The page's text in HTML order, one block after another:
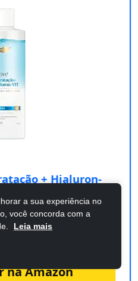
+ Hialuron-
e o preço atual
na Amazon
a sua experiência no
você concorda com a
Leia mais